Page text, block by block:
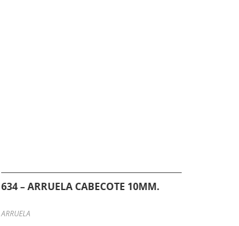
634 – ARRUELA CABECOTE 10MM.
ARRUELA